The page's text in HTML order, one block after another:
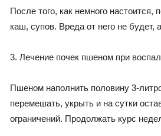
После того, как немного
каш, супов. Вреда от него не будет,
3. Лечение почек пшеном при
Пшеном наполнить половину 3-
перемешать, укрыть и на сутки
ограничений. Продолжать курс